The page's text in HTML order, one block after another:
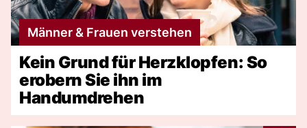
Männer & Frauen verstehen
Kein Grund für Herzklopfen: So
erobern Sie ihn im
Handumdrehen